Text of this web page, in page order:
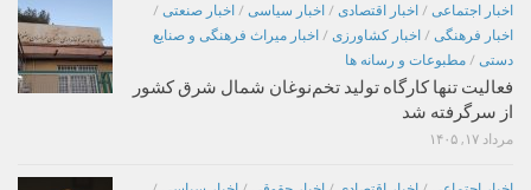
اخبار اجتماعی / اخبار اقتصادی / اخبار سیاسی / اخبار صنعتی /
اخبار فرهنگی / اخبار کشاورزی / اخبار میراث فرهنگی و صنایع
دستی / مطبوعات و رسانه ها
فعالیت تنها کارگاه تولید تخم‌نوغان شمال شرق کشور
از سرگرفته شد
مرداد ۱۷, ۱۴۰۵